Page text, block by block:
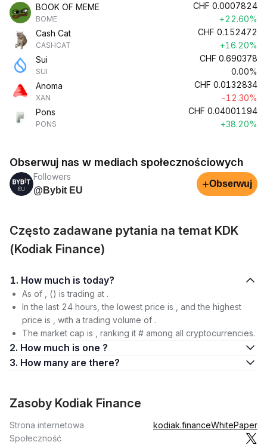
BOOK OF MEME
BOME
CHF 0.0007824
+22.60%
Cash Cat
CASHCAT
CHF 0.152472
+16.20%
Sui
SUI
CHF 0.690378
0.00%
Anoma
XAN
CHF 0.0132834
-12.30%
Pons
PONS
CHF 0.04001194
+38.20%
Obserwuj nas w mediach społecznościowych
Followers
@Bybit EU
+Obserwuj
Często zadawane pytania na temat KDK
(Kodiak Finance)
1. How much is today?
As of , () is trading at .
In the last 24 hours, the lowest price is , and the highest
price is , with a trading volume of .
The market cap is , ranking it # among all cryptocurrencies.
2. How much is one ?
3. How many are there?
Zasoby Kodiak Finance
Strona internetowa kodiak.financeWhitePaper
Społeczność